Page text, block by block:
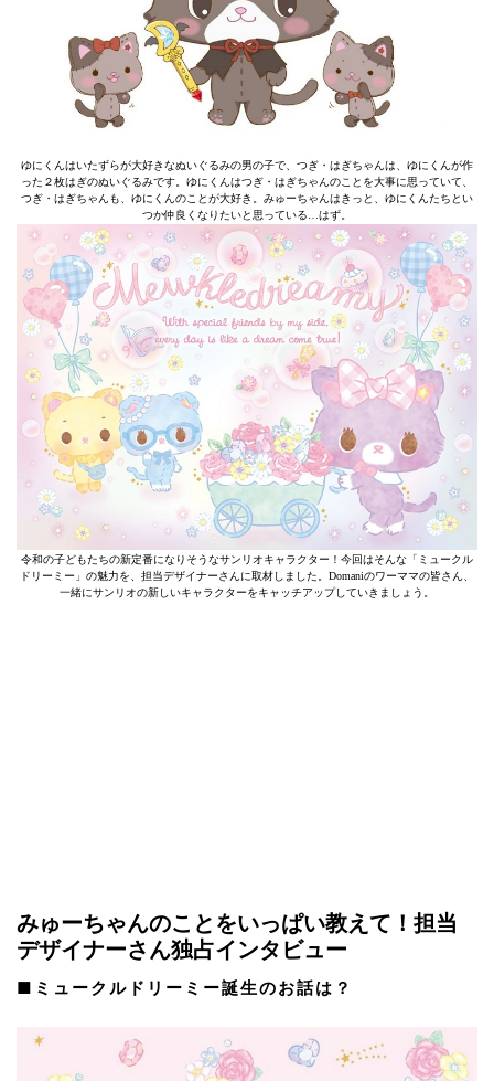
ゆにくんはいたずらが大好きなぬいぐるみの男の子で、つぎ・はぎちゃんは、ゆにくんが作
った２枚はぎのぬいぐるみです。ゆにくんはつぎ・はぎちゃんのことを大事に思っていて、
つぎ・はぎちゃんも、ゆにくんのことが大好き。みゅーちゃんはきっと、ゆにくんたちとい
つか仲良くなりたいと思っている…はず。
令和の子どもたちの新定番になりそうなサンリオキャラクター！今回はそんな「ミュークル
ドリーミー」の魅力を、担当デザイナーさんに取材しました。Domaniのワーママの皆さん、
一緒にサンリオの新しいキャラクターをキャッチアップしていきましょう。
みゅーちゃんのことをいっぱい教えて！担当
デザイナーさん独占インタビュー
■ミュークルドリーミー誕生のお話は？